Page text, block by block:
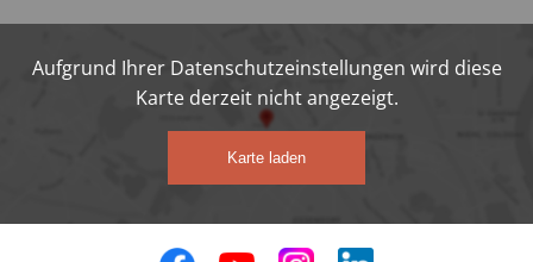
Aufgrund Ihrer Datenschutzeinstellungen wird diese
Karte derzeit nicht angezeigt.
Karte laden